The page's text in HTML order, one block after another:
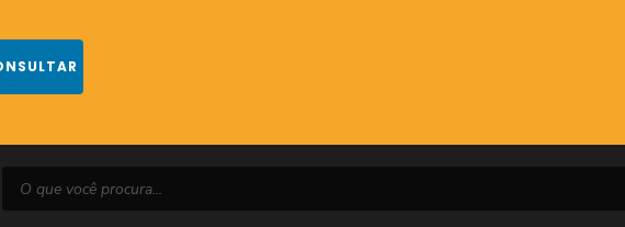
produtos